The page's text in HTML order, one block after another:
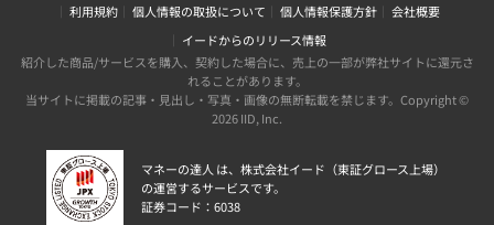
利用規約
個人情報の取扱について 個人情報保護方針
会社概要
イードからのリリース情報
紹介した商品/サービスを購入、契約した場合に、売上の一部が弊社サイトに還元さ
れることがあります。
当サイトに掲載の記事・見出し・写真・画像の無断転載を禁じます。Copyright ©
2026 IID, Inc.
マネーの達人 は、株式会社イード（東証グロース上場）
の運営するサービスです。
証券コード：6038